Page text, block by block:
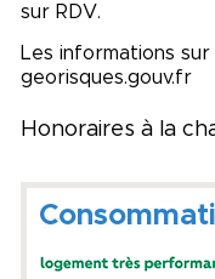
sur RDV.
Les informations
georisques.gouv.fr
Honoraires à la